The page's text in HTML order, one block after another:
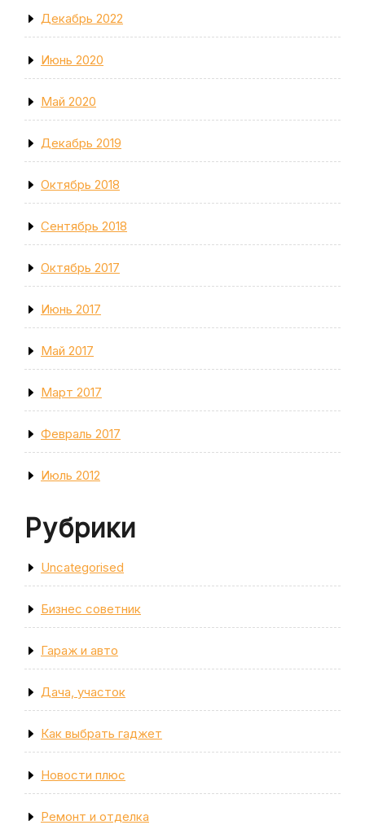
Декабрь 2022
Июнь 2020
Май 2020
Декабрь 2019
Октябрь 2018
Сентябрь 2018
Октябрь 2017
Июнь 2017
Май 2017
Март 2017
Февраль 2017
Июль 2012
Рубрики
Uncategorised
Бизнес советник
Гараж и авто
Дача, участок
Как выбрать гаджет
Новости плюс
Ремонт и отделка